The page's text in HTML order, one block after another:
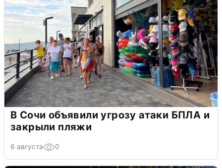
В Сочи объявили угрозу атаки БПЛА и
закрыли пляжи
6 августа 0